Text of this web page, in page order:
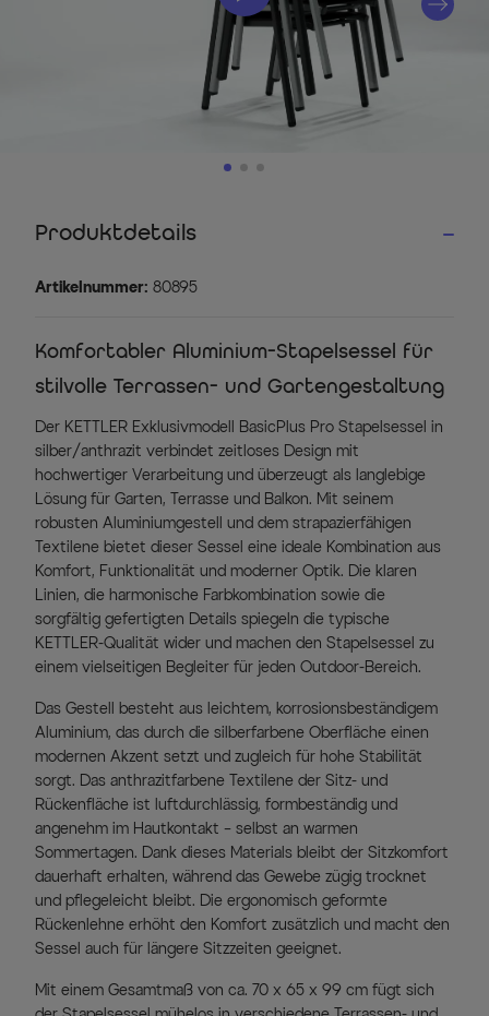
Produktdetails
Artikelnummer: 80895
Komfortabler Aluminium-Stapelsessel für
stilvolle Terrassen- und Gartengestaltung
Der KETTLER Exklusivmodell BasicPlus Pro Stapelsessel in
silber/anthrazit verbindet zeitloses Design mit
hochwertiger Verarbeitung und überzeugt als langlebige
Lösung für Garten, Terrasse und Balkon. Mit seinem
robusten Aluminiumgestell und dem strapazierfähigen
Textilene bietet dieser Sessel eine ideale Kombination aus
Komfort, Funktionalität und moderner Optik. Die klaren
Linien, die harmonische Farbkombination sowie die
sorgfältig gefertigten Details spiegeln die typische
KETTLER-Qualität wider und machen den Stapelsessel zu
einem vielseitigen Begleiter für jeden Outdoor-Bereich.
Das Gestell besteht aus leichtem, korrosionsbeständigem
Aluminium, das durch die silberfarbene Oberfläche einen
modernen Akzent setzt und zugleich für hohe Stabilität
sorgt. Das anthrazitfarbene Textilene der Sitz- und
Rückenfläche ist luftdurchlässig, formbeständig und
angenehm im Hautkontakt – selbst an warmen
Sommertagen. Dank dieses Materials bleibt der Sitzkomfort
dauerhaft erhalten, während das Gewebe zügig trocknet
und pflegeleicht bleibt. Die ergonomisch geformte
Rückenlehne erhöht den Komfort zusätzlich und macht den
Sessel auch für längere Sitzzeiten geeignet.
Mit einem Gesamtmaß von ca. 70 x 65 x 99 cm fügt sich